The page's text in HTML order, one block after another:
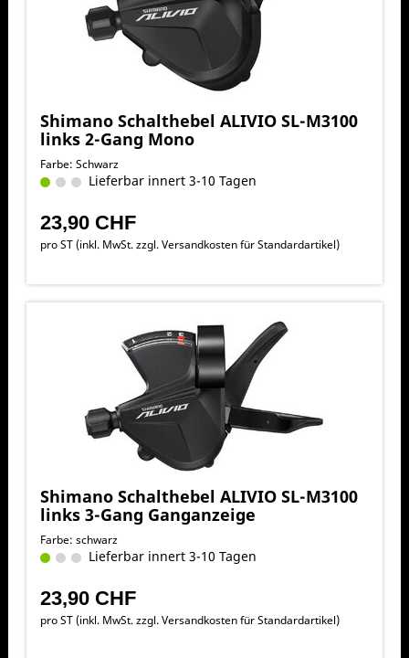
Shimano Schalthebel ALIVIO SL-M3100
links 2-Gang Mono
Farbe: Schwarz
Lieferbar innert 3-10 Tagen
23,90 CHF
pro ST (inkl. MwSt. zzgl.Versandkosten für Standardartikel)
Shimano Schalthebel ALIVIO SL-M3100
links 3-Gang Ganganzeige
Farbe: schwarz
Lieferbar innert 3-10 Tagen
23,90 CHF
pro ST (inkl. MwSt. zzgl.Versandkosten für Standardartikel)